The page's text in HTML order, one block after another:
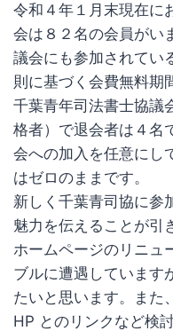
令和４年１月末現在に
会は８２名の会員がい
議会にも参加されてい
則に基づく会費無料期
千葉青年司法書士協議
格者）で退会者は４名
会への加入を任意にし
はゼロのままです。
新しく千葉青司協に参
魅力を伝えることが引
ホームページのリニュ
ブルに遭遇しています
たいと思います。また
HP とのリンクなど検